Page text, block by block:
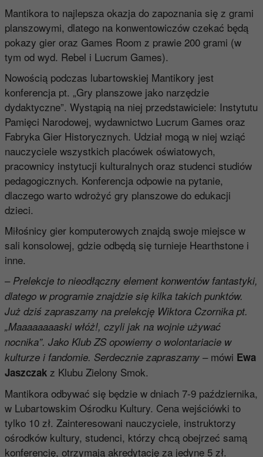
Mantikora to najlepsza okazja do zapoznania się z grami
planszowymi, dlatego na konwentowiczów czekać będą
pokazy gier oraz Games Room z prawie 200 grami (w
tym od wyd. Rebel i Lucrum Games).
Nowością podczas lubartowskiej Mantikory jest
konferencja pt. „Gry planszowe jako narzędzie
dydaktyczne”. Wystąpią na niej przedstawiciele: Instytutu
Pamięci Narodowej, wydawnictwo Lucrum Games oraz
Fabryka Gier Historycznych. Udział mogą w niej wziąć
nauczyciele wszystkich placówek oświatowych,
pracownicy instytucji kulturalnych oraz studenci studiów
pedagogicznych. Konferencja odpowie na pytanie,
dlaczego warto wdrożyć gry planszowe do edukacji
dzieci.
Miłośnicy gier komputerowych znajdą swoje miejsce w
sali konsolowej, gdzie odbędą się turnieje Hearthstone i
inne.
– Prelekcje to nieodłączny element konwentów fantastyki,
dlatego w programie znajdzie się kilka takich punktów.
Już dziś zapraszamy na prelekcję Wiktora Czornika pt.
„Maaaaaaaaski włóż!, czyli jak na wojnie używać
nocnika”. Jako Klub ZS opowiemy o wolontariacie w
kulturze i fandomie. Serdecznie zapraszamy– mówi Ewa
Jaszczakz Klubu Zielony Smok.
Mantikora odbywać się będzie w dniach 7-9 października,
w Lubartowskim Ośrodku Kultury. Cena wejściówki to
tylko 10 zł. Zainteresowani nauczyciele, instruktorzy
ośrodków kultury, studenci, którzy chcą obejrzeć samą
konferencję, otrzymają akredytację za jedyne 5 zł.